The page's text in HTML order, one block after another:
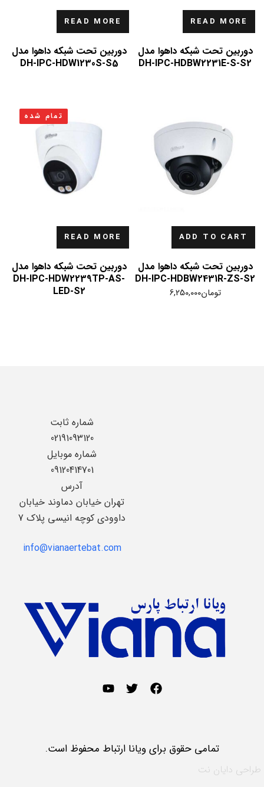
READ MORE
دوربین تحت شبکه داهوا مدل
DH-IPC-HDBW2231E-S-S2
READ MORE
دوربین تحت شبکه داهوا مدل
DH-IPC-HDW1230S-S5
ADD TO CART
دوربین تحت شبکه داهوا مدل
DH-IPC-HDBW2431R-ZS-S2
تومان6,250,000
تمام شده
READ MORE
دوربین تحت شبکه داهوا مدل
DH-IPC-HDW2239TP-AS-
LED-S2
شماره ثابت
02191093120
شماره موبایل
09120414701
آدرس
تهران خیابان دماوند خیابان
داوودی کوچه انیسی پلاک 7
info@vianaertebat.com
تمامی حقوق برای ویانا ارتباط محفوظ است.
طراحی دایان نت